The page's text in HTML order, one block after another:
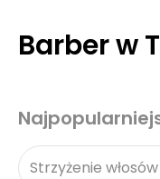
Barber w
Strzyżenie włosów